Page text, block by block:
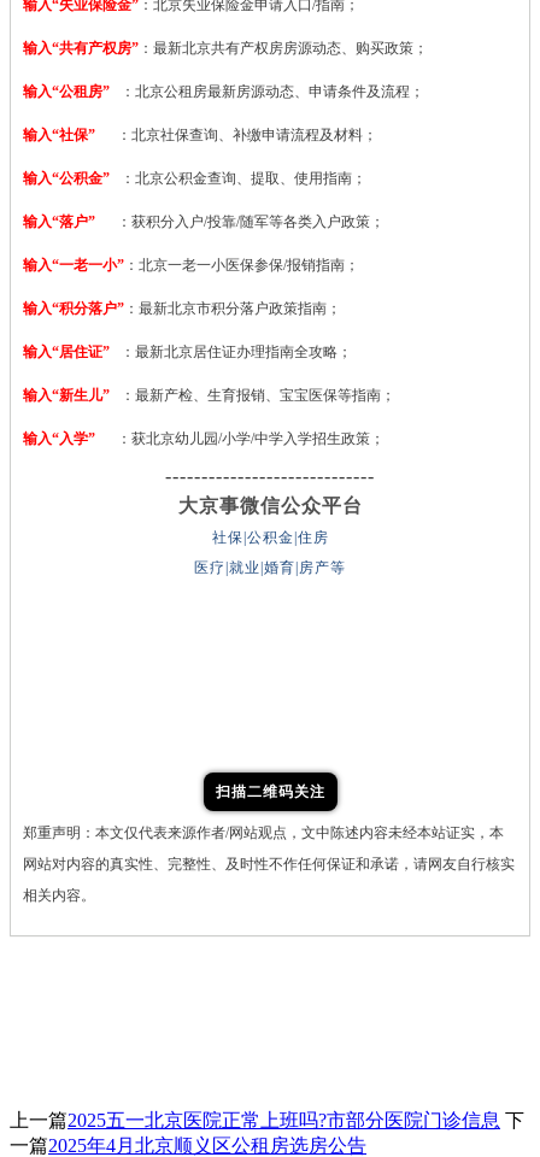
输入“失业保险金” ：北京失业保险金申请入口/指南；
输入“共有产权房” ：最新北京共有产权房房源动态、购买政策；
输入“公租房” ：北京公租房最新房源动态、申请条件及流程；
输入“社保” ：北京社保查询、补缴申请流程及材料；
输入“公积金” ：北京公积金查询、提取、使用指南；
输入“落户” ：获积分入户/投靠/随军等各类入户政策；
输入“一老一小” ：北京一老一小医保参保/报销指南；
输入“积分落户” ：最新北京市积分落户政策指南；
输入“居住证” ：最新北京居住证办理指南全攻略；
输入“新生儿” ：最新产检、生育报销、宝宝医保等指南；
输入“入学” ：获北京幼儿园/小学/中学入学招生政策；
-----------------------------
大京事微信公众平台
社保|公积金|住房
医疗|就业|婚育|房产等
扫描二维码关注
郑重声明：本文仅代表来源作者/网站观点，文中陈述内容未经本站证实，本
网站对内容的真实性、完整性、及时性不作任何保证和承诺，请网友自行核实
相关内容。
上一篇2025五一北京医院正常上班吗?市部分医院门诊信息 下
一篇2025年4月北京顺义区公租房选房公告